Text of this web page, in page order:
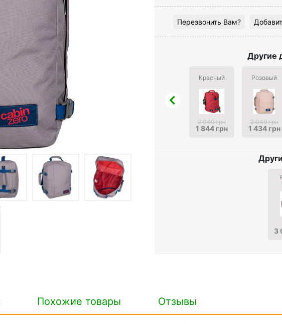
Перезвонить Вам?
Другие
Красный
2 049 грн
1 844 грн
Розовый
2 049 грн
1 434 грн
3
Похожие товары Отзывы